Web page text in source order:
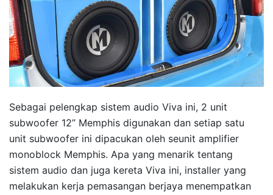
Sebagai pelengkap sistem audio Viva ini, 2 unit
subwoofer 12” Memphis digunakan dan setiap satu
unit subwoofer ini dipacukan oleh seunit amplifier
monoblock Memphis. Apa yang menarik tentang
sistem audio dan juga kereta Viva ini, installer yang
melakukan kerja pemasangan berjaya menempatkan